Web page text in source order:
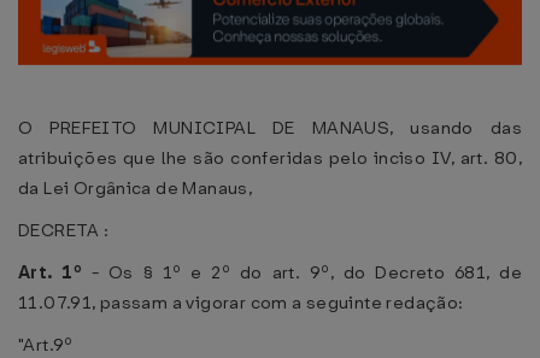
O PREFEITO MUNICIPAL DE MANAUS, usando das
atribuições que lhe são conferidas pelo inciso IV, art. 80,
da Lei Orgânica de Manaus,
DECRETA :
Art. 1º - Os § 1º e 2º do art. 9º, do Decreto 681, de
11.07.91, passam a vigorar com a seguinte redação:
"Art.9º